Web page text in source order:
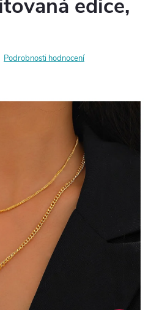
edice,
Podrobnosti hodnocení